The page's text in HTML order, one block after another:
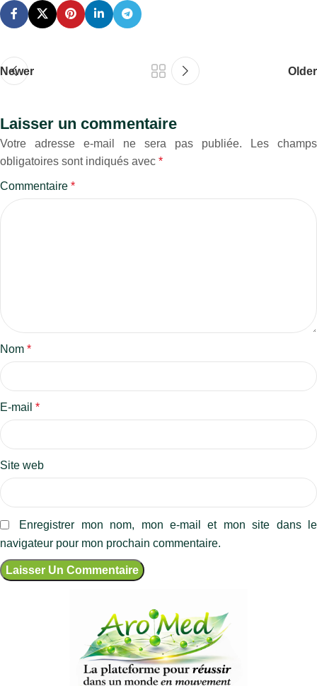
Newer Older
Laisser un commentaire
Votre adresse e-mail ne sera pas publiée.
Les champs
obligatoires sont indiqués avec *
Commentaire *
Nom *
E-mail *
Site web
Enregistrer mon nom, mon e-mail et mon site dans le
navigateur pour mon prochain commentaire.